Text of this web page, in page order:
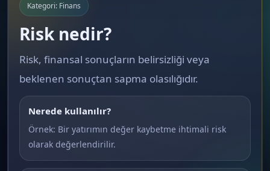
Kategori: Finans
Risk nedir?
Risk, finansal sonuçların belirsizliği veya
beklenen sonuçtan sapma olasılığıdır.
Nerede kullanılır?
Örnek: Bir yatırımın değer kaybetme ihtimali risk
olarak değerlendirilir.